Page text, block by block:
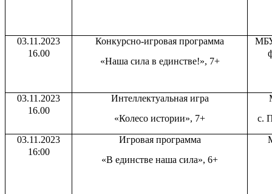
03.11.2023
16.00
Конкурсно-игровая программа
«Наша сила в единстве!», 7+
03.11.2023
16.00
Интеллектуальная игра
«Колесо истории», 7+
с.
03.11.2023
16:00
Игровая программа
«В единстве наша сила», 6+